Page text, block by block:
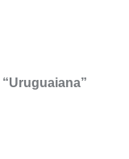
“Uruguaiana”